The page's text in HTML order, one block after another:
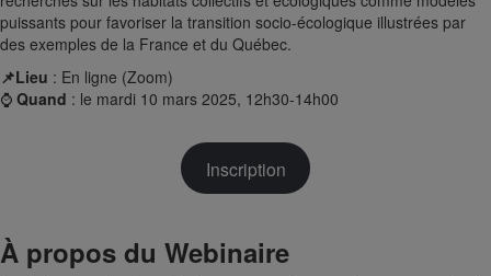
puissants pour favoriser la transition socio-écologique illustrées par
des exemples de la France et du Québec.
📌Lieu : En ligne (Zoom)
⌚ Quand : le mardi 10 mars 2025, 12h30-14h00
Inscription
À propos du Webinaire